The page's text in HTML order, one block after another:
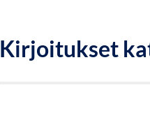
Kirjoitukset